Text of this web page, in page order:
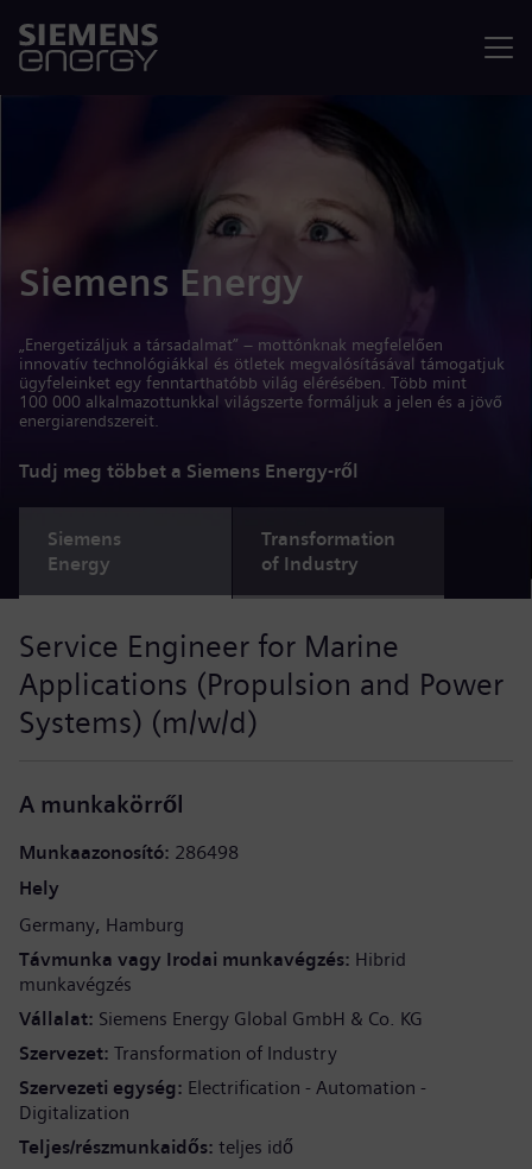
Siemens Energy
„Energetizáljuk a társadalmat” – mottónknak megfelelően
innovatív technológiákkal és ötletek megvalósításával támogatjuk
ügyfeleinket egy fenntarthatóbb világ elérésében. Több mint
100 000 alkalmazottunkkal világszerte formáljuk a jelen és a jövő
energiarendszereit.
Tudj meg többet a Siemens Energy-ről
Siemens
Energy
Transformation
of Industry
Service Engineer for Marine
Applications (Propulsion and Power
Systems) (m/w/d)
A munkakörről
Munkaazonosító 286498
Hely
Germany Hamburg
Távmunka vagy Irodai munkavégzés Hibrid
munkavégzés
Vállalat Siemens Energy Global GmbH & Co. KG
Szervezet Transformation of Industry
Szervezeti egység Electrification - Automation -
Digitalization
Teljes/részmunkaidős teljes idő